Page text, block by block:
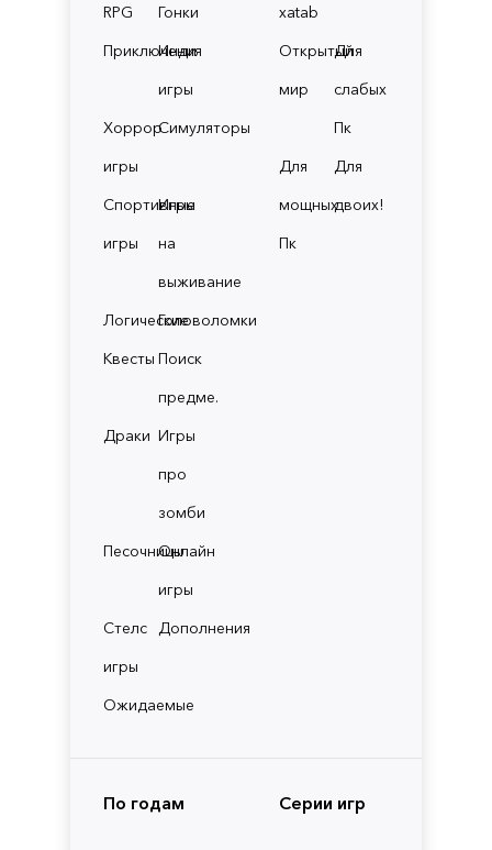
RPG
Гонки
Приключения
Инди
игры
Хоррор
игры
Симуляторы
Спортивные
игры
Игры
на
выживание
ЛогическиеГоловоломки
Квесты Поиск
предме.
Драки Игры
про
зомби
ПесочницыОнлайн
игры
Стелс
игры
Дополнения
Ожидаемые
xatab
Открытый
мир
Для
слабых
Пк
Для
мощных
Пк
Для
двоих!
По годам Серии игр